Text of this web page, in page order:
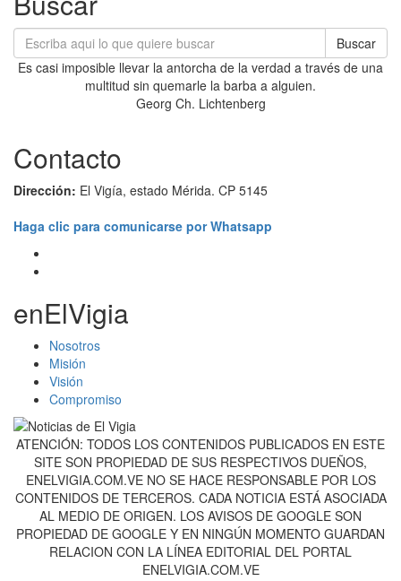
Buscar
Es casi imposible llevar la antorcha de la verdad a través de una
multitud sin quemarle la barba a alguien.
Georg Ch. Lichtenberg
Contacto
Dirección: El Vigía, estado Mérida. CP 5145
Haga clic para comunicarse por Whatsapp
enElVigia
Nosotros
Misión
Visión
Compromiso
ATENCIÓN: TODOS LOS CONTENIDOS PUBLICADOS EN ESTE
SITE SON PROPIEDAD DE SUS RESPECTIVOS DUEÑOS,
ENELVIGIA.COM.VE NO SE HACE RESPONSABLE POR LOS
CONTENIDOS DE TERCEROS. CADA NOTICIA ESTÁ ASOCIADA
AL MEDIO DE ORIGEN. LOS AVISOS DE GOOGLE SON
PROPIEDAD DE GOOGLE Y EN NINGÚN MOMENTO GUARDAN
RELACION CON LA LÍNEA EDITORIAL DEL PORTAL
ENELVIGIA.COM.VE